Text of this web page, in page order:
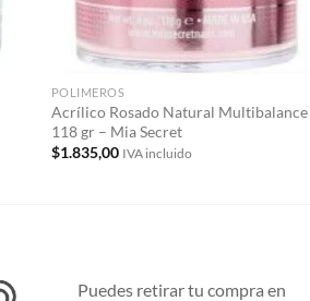
POLIMEROS
Acrílico Rosado Natural Multibalance
118 gr – Mia Secret
$1.835,00 IVA incluido
Puedes retirar tu compra en